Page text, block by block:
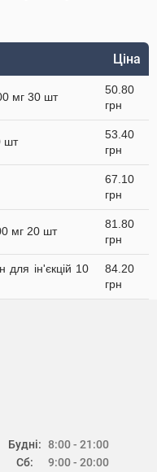
Ціна
мг 30 шт
50.80
грн
шт
53.40
грн
67.10
грн
мг 20 шт
81.80
грн
для ін'єкцій 10
84.20
грн
Будні:
Сб:
8:00 - 21:00
9:00 - 20:00